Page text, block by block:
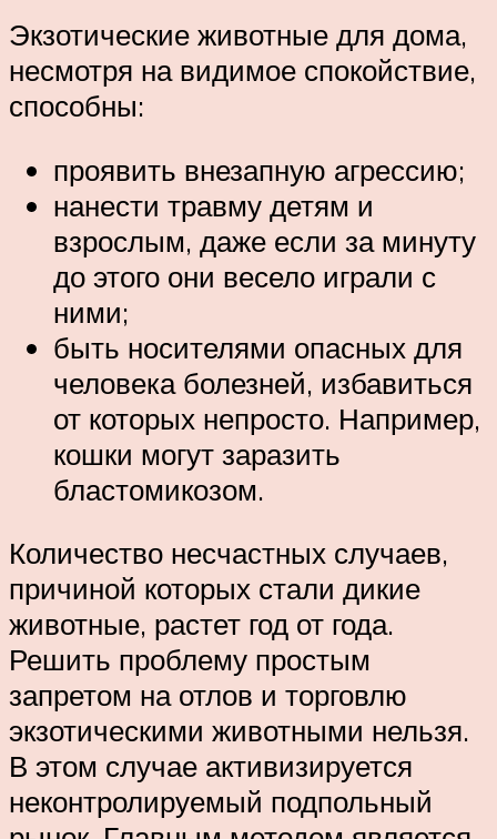
Экзотические животные для дома,
несмотря на видимое спокойствие,
способны:
проявить внезапную агрессию;
нанести травму детям и
взрослым, даже если за минуту
до этого они весело играли с
ними;
быть носителями опасных для
человека болезней, избавиться
от которых непросто. Например,
кошки могут заразить
бластомикозом.
Количество несчастных случаев,
причиной которых стали дикие
животные, растет год от года.
Решить проблему простым
запретом на отлов и торговлю
экзотическими животными нельзя.
В этом случае активизируется
неконтролируемый подпольный